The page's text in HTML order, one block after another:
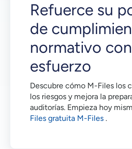
Refuerce su
de
normativo
esfuerzo
Descubre cómo M-Files los
los riesgos y mejora la
auditorías. Empieza hoy
Files gratuita M-Files .